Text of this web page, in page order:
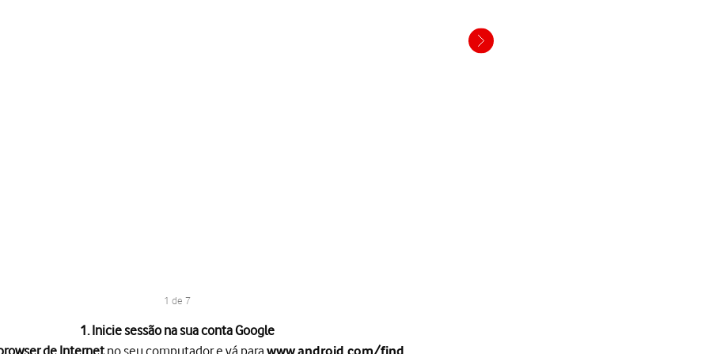
1 de 7
1. Inicie sessão na sua conta Google
de Internetno seu computador e vá para www.android.com/find